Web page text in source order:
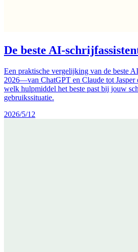
De beste AI-
Een praktische vergelijking van de beste
2026—van ChatGPT en Claude tot Jasper
welk hulpmiddel het beste past bij jouw
gebruikssituatie.
2026/5/12